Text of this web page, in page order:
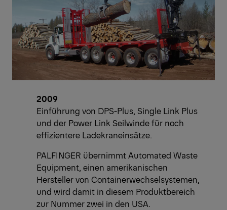
2009
Einführung von DPS-Plus, Single Link Plus
und der Power Link Seilwinde für noch
effizientere Ladekraneinsätze.
PALFINGER übernimmt Automated Waste
Equipment, einen amerikanischen
Hersteller von Containerwechselsystemen,
und wird damit in diesem Produktbereich
zur Nummer zwei in den USA.